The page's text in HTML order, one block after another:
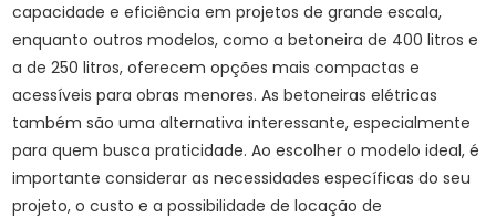
capacidade e eficiência em projetos de grande escala,
enquanto outros modelos, como a betoneira de 400 litros e
a de 250 litros, oferecem opções mais compactas e
acessíveis para obras menores. As betoneiras elétricas
também são uma alternativa interessante, especialmente
para quem busca praticidade. Ao escolher o modelo ideal, é
importante considerar as necessidades específicas do seu
projeto, o custo e a possibilidade de locação de